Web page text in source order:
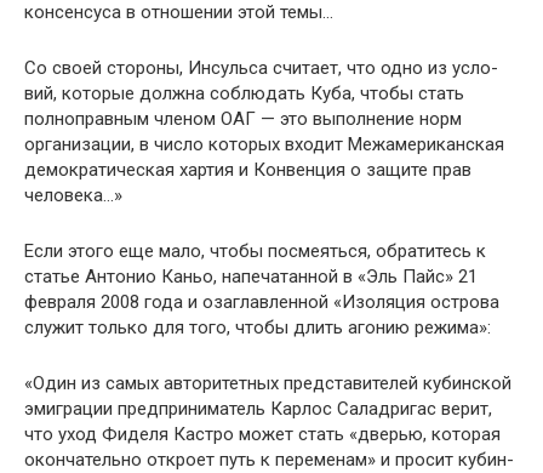
консен­суса в отношении этой темы…
Со своей стороны, Инсульса считает, что одно из усло­
вий, которые должна соблюдать Куба, чтобы стать
полно­правным членом ОАГ — это выполнение норм
организа­ции, в число которых входит Межамериканская
демокра­тическая хартия и Конвенция о защите прав
человека…»
Если этого еще мало, чтобы посмеяться, обратитесь к
статье Антонио Каньо, напечатанной в «Эль Пайс» 21
фев­раля 2008 года и озаглавленной «Изоляция острова
служит только для того, чтобы длить агонию режима»:
«Один из самых авторитетных представителей кубин­ской
эмиграции предприниматель Карлос Саладригас ве­рит,
что уход Фиделя Кастро может стать «дверью, которая
окончательно откроет путь к переменам» и просит кубин­